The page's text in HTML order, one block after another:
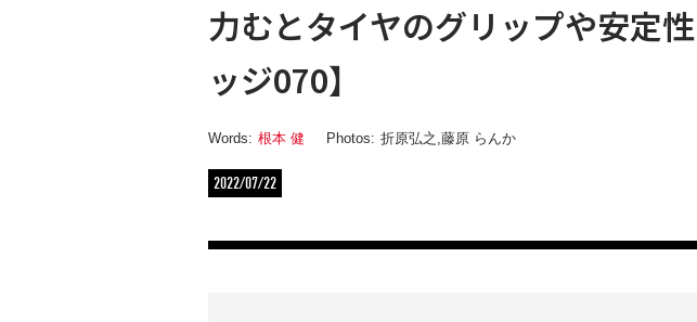
力むとタイヤのグリップや安定
ッジ070】
Words: 根本 健 Photos: 折原弘之 ,藤原 らんか
2022/07/22